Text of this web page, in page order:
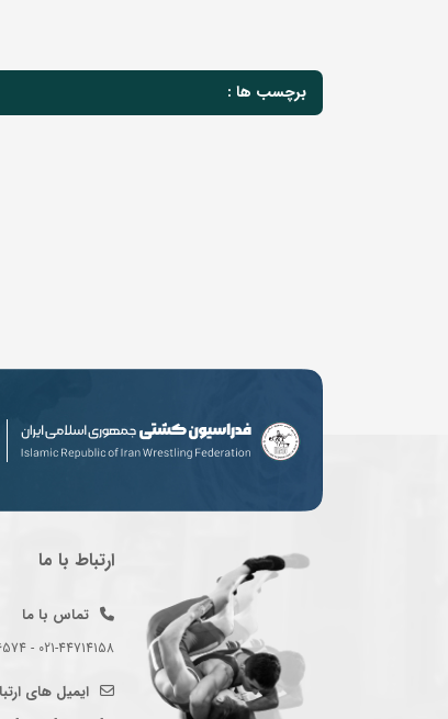
برچسب ها :
ارتباط با ما
تماس با ما
021-44714158 - 021-44716574 - 021-44714489
ایمیل های